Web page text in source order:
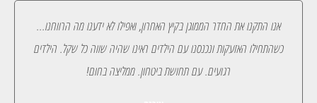
אנו התקנו את החדר הממוגן בקיץ האחרון, ואפילו לא ידענו מה הרווחנו...
כשהתחילו האזעקות ונכנסנו עם הילדים ראינו שהיה שווה כל שקל. הילדים
רגועים. עם תחושת ביטחון. ממליצה בחום!